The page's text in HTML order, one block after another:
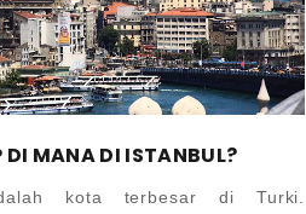
DI MANA DI ISTANBUL?
kota terbesar di Turki.